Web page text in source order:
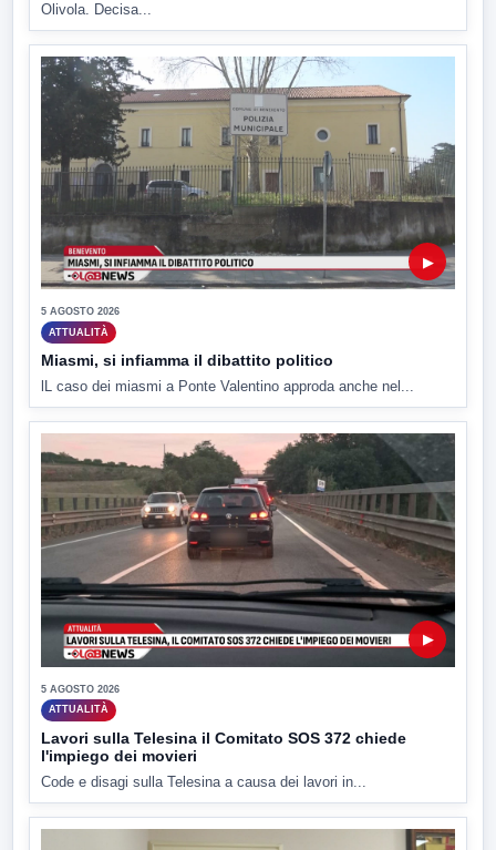
Olivola. Decisa...
▶
5 AGOSTO 2026
ATTUALITÀ
Miasmi, si infiamma il dibattito politico
lL caso dei miasmi a Ponte Valentino approda anche nel...
▶
5 AGOSTO 2026
ATTUALITÀ
Lavori sulla Telesina il Comitato SOS 372 chiede
l'impiego dei movieri
Code e disagi sulla Telesina a causa dei lavori in...